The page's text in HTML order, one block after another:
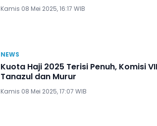
Kamis 08 Mei 2025, 16:17 WIB
NEWS
Kuota Haji 2025 Terisi Penuh, Komisi
Tanazul dan Murur
Kamis 08 Mei 2025, 17:07 WIB